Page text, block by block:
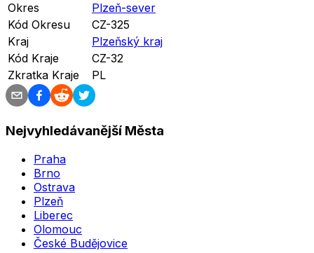
Okres
Plzeň-sever
Kód Okresu
CZ-325
Kraj
Plzeňský kraj
Kód Kraje
CZ-32
Zkratka Kraje
PL
Nejvyhledávanější Města
Praha
Brno
Ostrava
Plzeň
Liberec
Olomouc
České Budějovice